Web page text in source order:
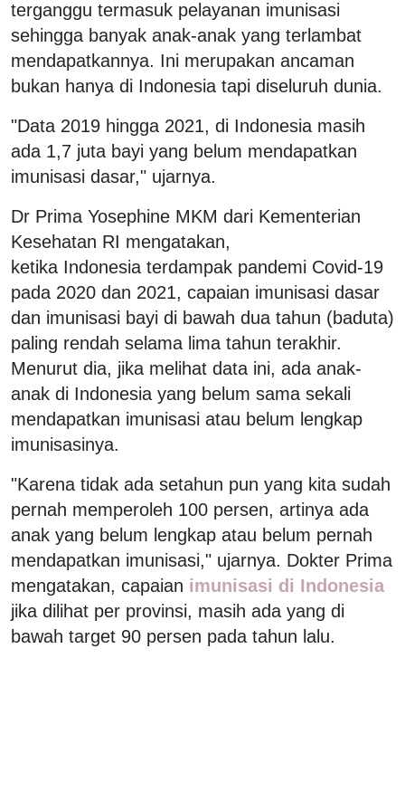
terganggu termasuk pelayanan imunisasi
sehingga banyak anak-anak yang terlambat
mendapatkannya. Ini merupakan ancaman
bukan hanya di Indonesia tapi diseluruh dunia.
"Data 2019 hingga 2021, di Indonesia masih
ada 1,7 juta bayi yang belum mendapatkan
imunisasi dasar," ujarnya.
Dr Prima Yosephine MKM dari Kementerian
Kesehatan RI mengatakan,
ketika Indonesia terdampak pandemi Covid-19
pada 2020 dan 2021, capaian imunisasi dasar
dan imunisasi bayi di bawah dua tahun (baduta)
paling rendah selama lima tahun terakhir.
Menurut dia, jika melihat data ini, ada anak-
anak di Indonesia yang belum sama sekali
mendapatkan imunisasi atau belum lengkap
imunisasinya.
"Karena tidak ada setahun pun yang kita sudah
pernah memperoleh 100 persen, artinya ada
anak yang belum lengkap atau belum pernah
mendapatkan imunisasi," ujarnya. Dokter Prima
mengatakan, capaian imunisasi di Indonesia
jika dilihat per provinsi, masih ada yang di
bawah target 90 persen pada tahun lalu.